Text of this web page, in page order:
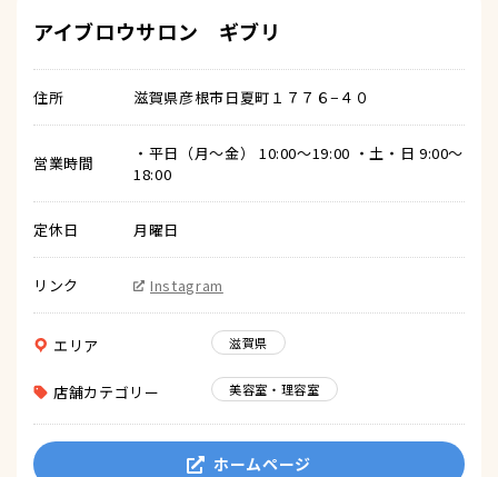
アイブロウサロン ギブリ
住所 滋賀県彦根市日夏町１７７６−４０
営業時間
・平日（月〜金） 10:00〜19:00 ・土・日 9:00〜
18:00
定休日 月曜日
リンク Instagram
エリア 滋賀県
店舗カテゴリー 美容室・理容室
ホームページ